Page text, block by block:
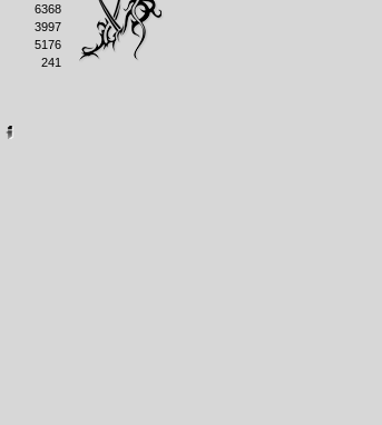
6368
3997
5176
241